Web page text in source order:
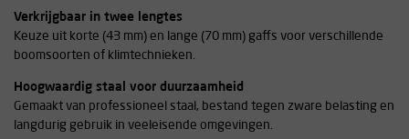
Verkrijgbaar in twee lengtes
Keuze uit korte (43 mm) en lange (70 mm) gaffs voor verschillende
boomsoorten of klimtechnieken.
Hoogwaardig staal voor duurzaamheid
Gemaakt van professioneel staal, bestand tegen zware belasting en
langdurig gebruik in veeleisende omgevingen.